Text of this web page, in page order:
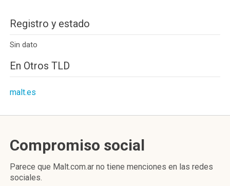
Registro y estado
Sin dato
En Otros TLD
malt.es
Compromiso social
Parece que Malt.com.ar no tiene menciones en las redes
sociales.